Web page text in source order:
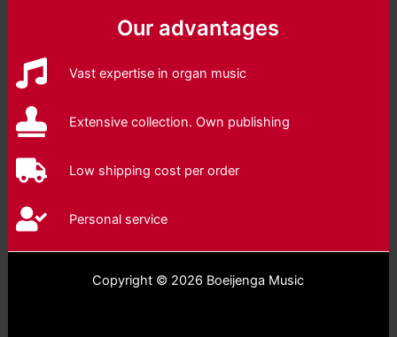
Our advantages
Vast expertise in organ music
Extensive collection. Own publishing
Low shipping cost per order
Personal service
Copyright © 2026 Boeijenga Music